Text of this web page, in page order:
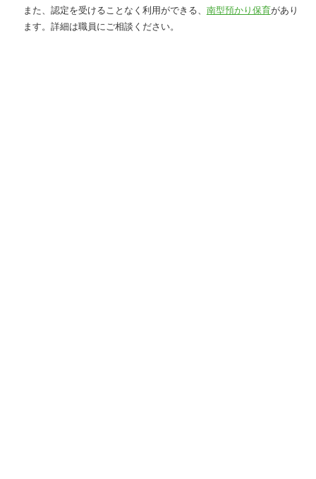
また、認定を受けることなく利用ができる、 南型預かり保育があり
ます。詳細は職員にご相談ください。